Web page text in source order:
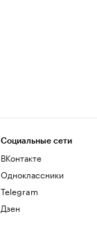
Социальные сети
ВКонтакте
Одноклассники
Telegram
Дзен